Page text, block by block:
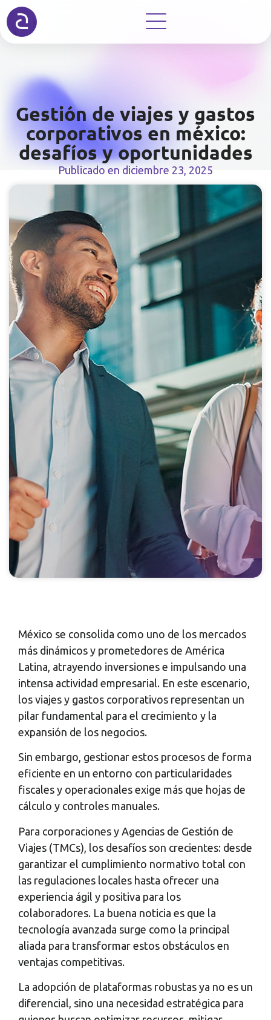
Gestión de viajes y gastos
corporativos en méxico:
desafíos y oportunidades
Publicado en diciembre 23, 2025
México se consolida como uno de los mercados
más dinámicos y prometedores de América
Latina, atrayendo inversiones e impulsando una
intensa actividad empresarial. En este escenario,
los viajes y gastos corporativos representan un
pilar fundamental para el crecimiento y la
expansión de los negocios.
Sin embargo, gestionar estos procesos de forma
eficiente en un entorno con particularidades
fiscales y operacionales exige más que hojas de
cálculo y controles manuales.
Para corporaciones y Agencias de Gestión de
Viajes (TMCs), los desafíos son crecientes: desde
garantizar el cumplimiento normativo total con
las regulaciones locales hasta ofrecer una
experiencia ágil y positiva para los
colaboradores. La buena noticia es que la
tecnología avanzada surge como la principal
aliada para transformar estos obstáculos en
ventajas competitivas.
La adopción de plataformas robustas ya no es un
diferencial, sino una necesidad estratégica para